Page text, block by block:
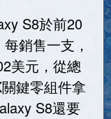
S8於前20
銷售一支，
美元，從總
鍵零組件拿
S8還要